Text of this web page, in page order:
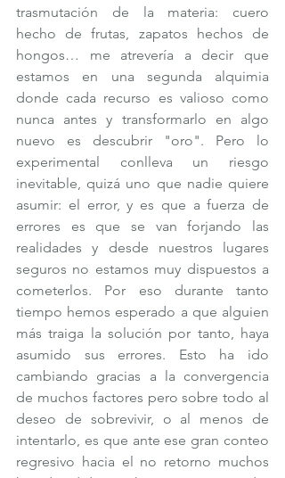
trasmutación de la materia: cuero
hecho de frutas, zapatos hechos de
hongos… me atrevería a decir que
estamos en una segunda alquimia
donde cada recurso es valioso como
nunca antes y transformarlo en algo
nuevo es descubrir "oro". Pero lo
experimental conlleva un riesgo
inevitable, quizá uno que nadie quiere
asumir: el error, y es que a fuerza de
errores es que se van forjando las
realidades y desde nuestros lugares
seguros no estamos muy dispuestos a
cometerlos. Por eso durante tanto
tiempo hemos esperado a que alguien
más traiga la solución por tanto, haya
asumido sus errores. Esto ha ido
cambiando gracias a la convergencia
de muchos factores pero sobre todo al
deseo de sobrevivir, o al menos de
intentarlo, es que ante ese gran conteo
regresivo hacia el no retorno muchos